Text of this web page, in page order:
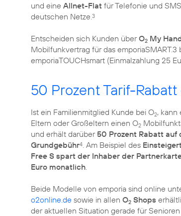
und eine Allnet-Flat für Telefonie und
deutschen Netze.3
Entscheiden sich Kunden überO2 My
Mobilfunkvertrag für das
emporiaTOUCHsmart (Einmalzahlung 25
50 Prozent Tarif-
Ist ein Familienmitglied Kunde bei O2, kann
Eltern oder Großeltern einen O2
und erhält darüber50 Prozent Rabatt auf
Grundgebühr4. Am Beispiel des
Free S spart der Inhaber der
Euro monatlich.
Beide Modelle von emporia sind online
o2online.de sowie in allen O2 Shops
der aktuellen Situation gerade für